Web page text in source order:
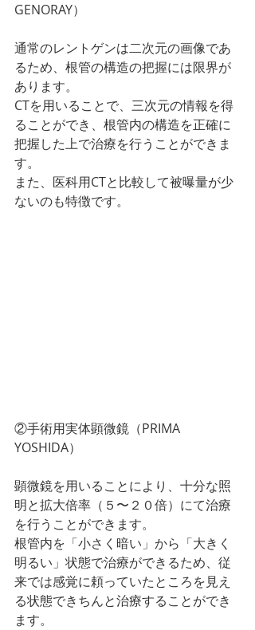
GENORAY）
通常のレントゲンは二次元の画像であ
るため、根管の構造の把握には限界が
あります。
CTを用いることで、三次元の情報を得
ることができ、根管内の構造を正確に
把握した上で治療を行うことができま
す。
また、医科用CTと比較して被曝量が少
ないのも特徴です。
②手術用実体顕微鏡（PRIMA
YOSHIDA）
顕微鏡を用いることにより、十分な照
明と拡大倍率（５〜２０倍）にて治療
を行うことができます。
根管内を「小さく暗い」から「大きく
明るい」状態で治療ができるため、従
来では感覚に頼っていたところを見え
る状態できちんと治療することができ
ます。